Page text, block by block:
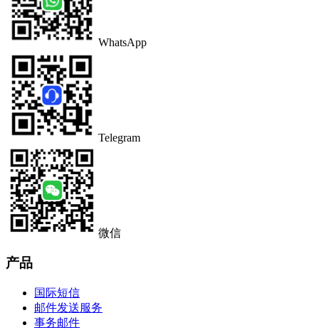
WhatsApp
Telegram
微信
产品
国际短信
邮件发送服务
事务邮件